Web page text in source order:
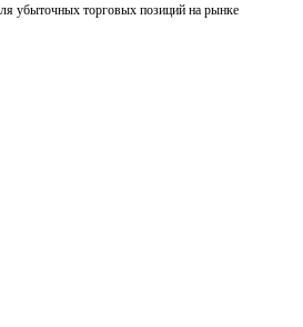
убыточных торговых позиций на рынке